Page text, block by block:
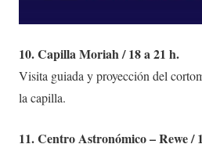
10. Capilla Moriah / 18 a 21 h.
Visita guiada y proyección del
la capilla.
11. Centro Astronómico – Rewe /